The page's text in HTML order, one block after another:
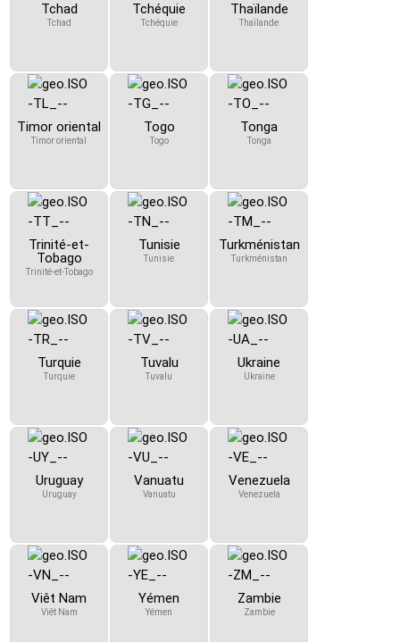
Tchad
Tchad
Tchéquie
Tchéquie
Thaïlande
Thaïlande
Timor oriental
Timor oriental
Togo
Togo
Tonga
Tonga
Trinité-et-
Tobago
Trinité-et-Tobago
Tunisie
Tunisie
Turkménistan
Turkménistan
Turquie
Turquie
Tuvalu
Tuvalu
Ukraine
Ukraine
Uruguay
Uruguay
Vanuatu
Vanuatu
Venezuela
Venezuela
Viêt Nam
Viêt Nam
Yémen
Yémen
Zambie
Zambie